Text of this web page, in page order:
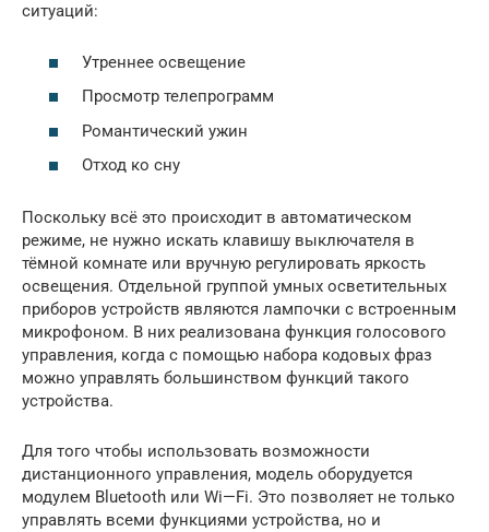
ситуаций:
Утреннее освещение
Просмотр телепрограмм
Романтический ужин
Отход ко сну
Поскольку всё это происходит в автоматическом
режиме, не нужно искать клавишу выключателя в
тёмной комнате или вручную регулировать яркость
освещения. Отдельной группой умных осветительных
приборов устройств являются лампочки с встроенным
микрофоном. В них реализована функция голосового
управления, когда с помощью набора кодовых фраз
можно управлять большинством функций такого
устройства.
Для того чтобы использовать возможности
дистанционного управления, модель оборудуется
модулем Bluetooth или Wi—Fi. Это позволяет не только
управлять всеми функциями устройства, но и